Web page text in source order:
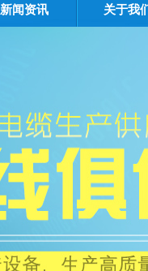
新闻资讯 关于我